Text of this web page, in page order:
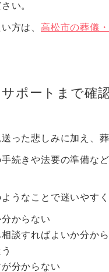
い。
方は、 高松市の葬儀
ポートまで確
った悲しみに加え、
続きや法要の準備な
うなことで迷いやすく
からない
談すればよいか分か
分からない